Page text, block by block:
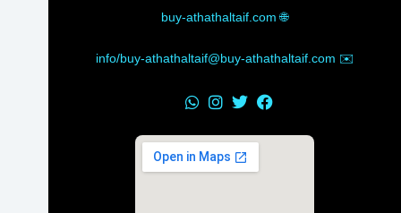
🌐
buy-athathaltaif.com
✉️
info/buy-athathaltaif@buy-athathaltaif.com